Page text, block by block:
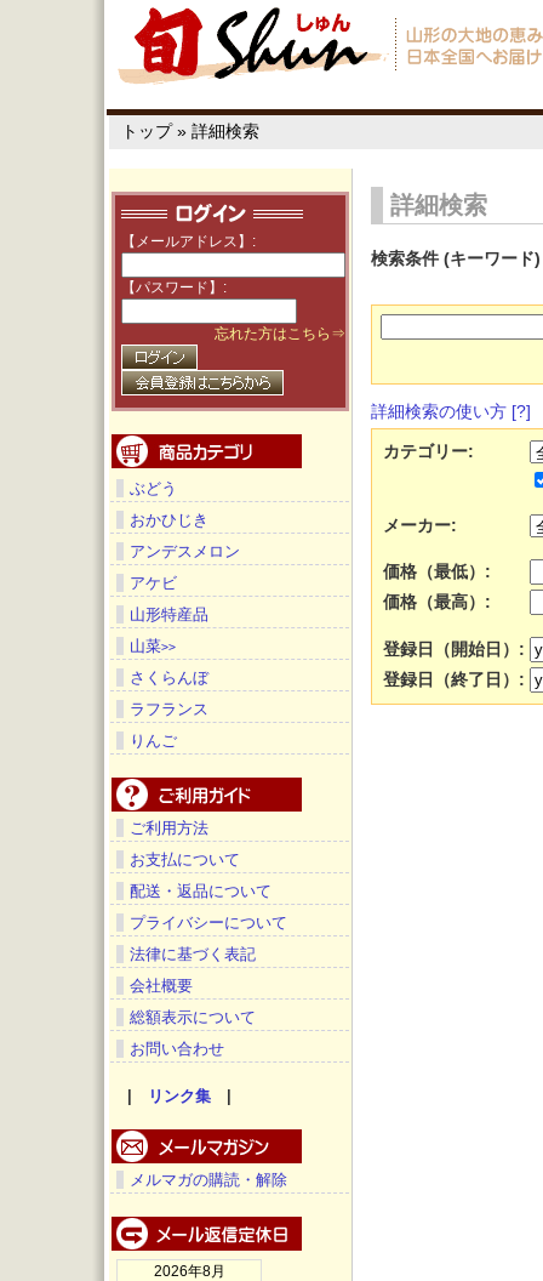
トップ» 詳細検索
【メールアドレス】:
【パスワード】:
忘れた方はこちら⇒
ぶどう
おかひじき
アンデスメロン
アケビ
山形特産品
山菜>>
さくらんぼ
ラフランス
りんご
ご利用方法
お支払について
配送・返品について
プライバシーについて
法律に基づく表記
会社概要
総額表示について
お問い合わせ
| リンク集 |
メルマガの購読・解除
2026年8月
詳細検索
検索条件 (キーワード
詳細検索の使い方 [?]
カテゴリー:
メーカー:
価格（最低）:
価格（最高）:
登録日（開始日）:
登録日（終了日）: